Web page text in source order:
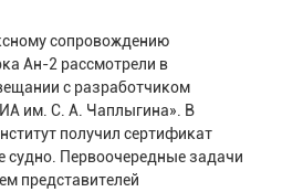
сопровождению
Ан-2 рассмотрели в
с разработчиком
им. С. А. Чаплыгина». В
получил сертификат
судно. Первоочередные задачи
представителей